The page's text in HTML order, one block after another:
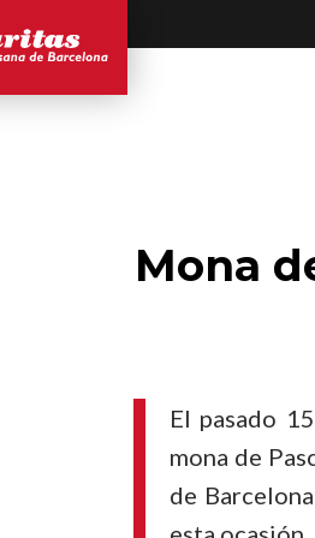
Mona
El pasado
mona de
de